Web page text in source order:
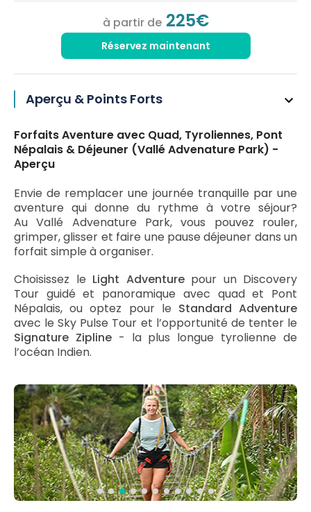
à partir de 225€
Réservez maintenant
Aperçu & Points Forts
Forfaits Aventure avec Quad, Tyroliennes, Pont
Népalais & Déjeuner (Vallé Advenature Park) -
Aperçu
Envie de remplacer une journée tranquille par une
aventure qui donne du rythme à votre séjour?
Au Vallé Advenature Park, vous pouvez rouler,
grimper, glisser et faire une pause déjeuner dans un
forfait simple à organiser.
Choisissez le Light Adventurepour un Discovery
Tour guidé et panoramique avec quad et Pont
Népalais, ou optez pour le Standard Adventure
avec le Sky Pulse Tour et l’opportunité de tenter le
Signature Zipline- la plus longue tyrolienne de
l’océan Indien.